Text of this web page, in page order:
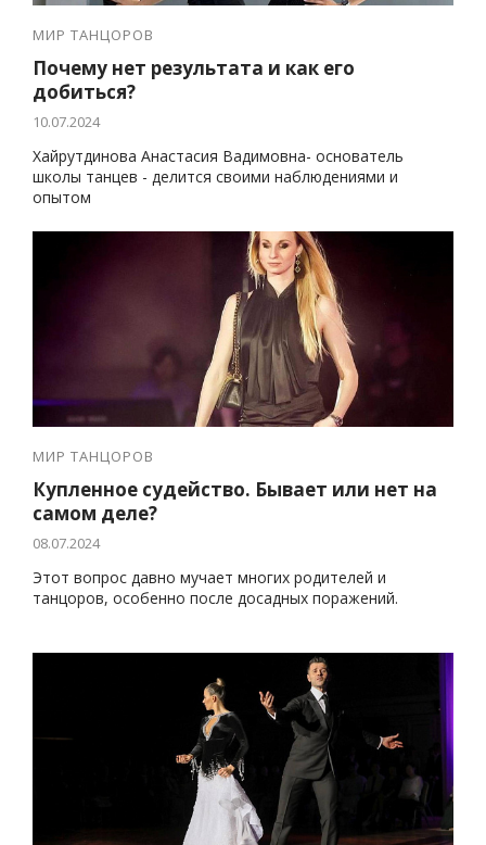
МИР ТАНЦОРОВ
Почему нет результата и как его
добиться?
10.07.2024
Хайрутдинова Анастасия Вадимовна- основатель
школы танцев - делится своими наблюдениями и
опытом
МИР ТАНЦОРОВ
Купленное судейство. Бывает или нет на
самом деле?
08.07.2024
Этот вопрос давно мучает многих родителей и
танцоров, особенно после досадных поражений.